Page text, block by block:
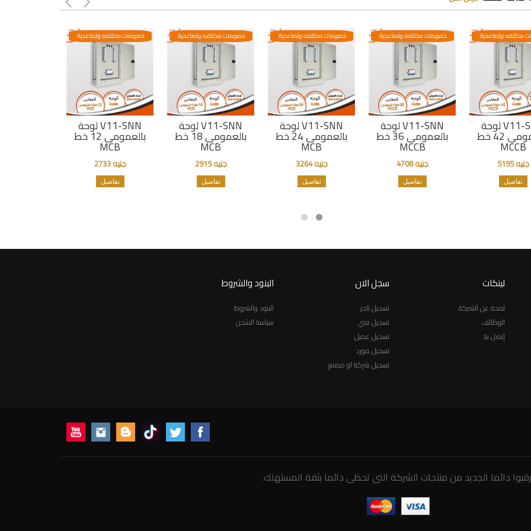
لوحة V11-SNN
بالعمومى 12 خط
MCB
خصومات مختلفه وتصاعدية
جنيه 2733
تفاصيل
لوحة V11-SNN
بالعمومى 18 خط
MCB
خصومات مختلفه وتصاعدية
جنيه 2915
تفاصيل
لوحة V11-SNN
بالعمومى 24 خط
MCB
خصومات مختلفه وتصاعدية
جنيه 3264
تفاصيل
لوحة V11-SNN
بالعمومى 36 خط
MCCB
خصومات مختلفه وتصاعدية
جنيه 4708
تفاصيل
لوحة V11-SNN
بالعمومى 42 خط
MCCB
مختلفه وتصاعدية
جنيه 5195
تفاصيل
لينكات
لمحة عن الشركة
الوظائف
إتصل بنا
سجل الان
تسجيل تاجر
تسجيل فني
تسجيل عميل
تسجيل مورد
تسجيل شركة او مصنع
البنود والشروط
البنود والشروط
سياسة الشحن
دائما الجديد من منتجات الشركة التى تحظى دائما بثقة المستهلك.